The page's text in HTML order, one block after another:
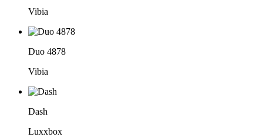
Vibia
Duo 4878
Vibia
Dash
Luxxbox